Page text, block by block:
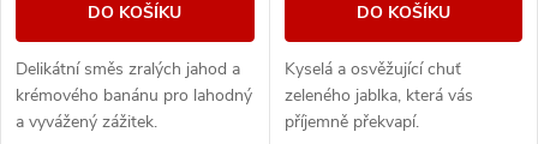
DO KOŠÍKU
Delikátní směs zralých jahod a
krémového banánu pro lahodný
a vyvážený zážitek.
DO KOŠÍKU
Kyselá a osvěžující chuť
zeleného jablka, která vás
příjemně překvapí.